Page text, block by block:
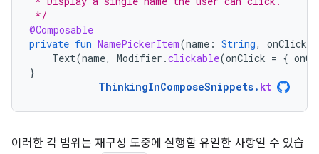
*/
@Composable
private fun NamePickerItem(name : String, onClicked
Text(name, Modifier .clickable(onClick = {
}
ThinkingInComposeSnippets. kt
이러한 각 범위는 재구성 도중에 실행할 유일한 사항일 수 있습